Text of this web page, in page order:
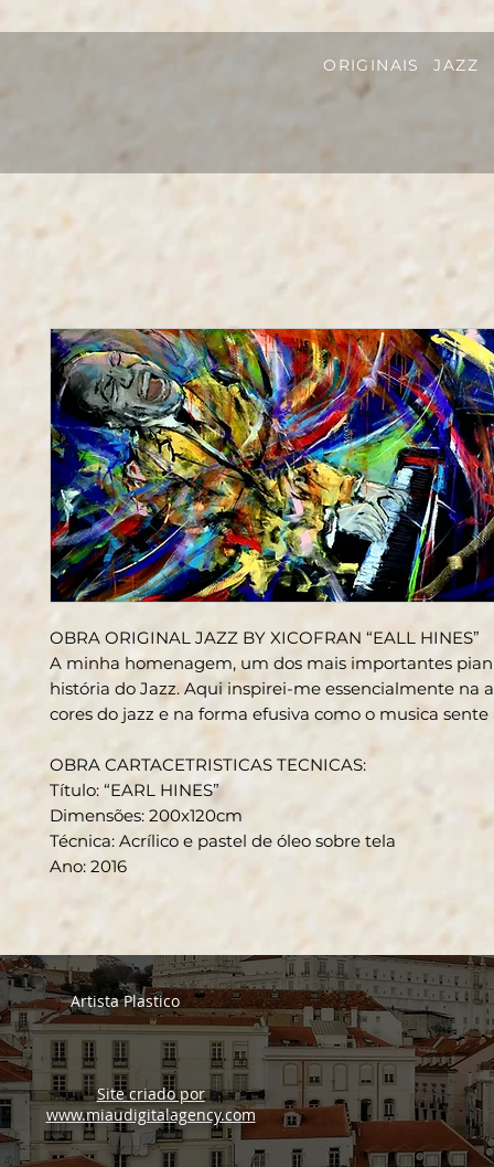
ORIGINAIS JAZZ
OBRA ORIGINAL JAZZ BY XICOFRAN “EALL HINES”
A minha homenagem, um dos mais importantes
história do Jazz. Aqui inspirei-me essencialmente na
cores do jazz e na forma efusiva como o musica sente
OBRA CARTACETRISTICAS TECNICAS:
Título: “EARL HINES”
Dimensões: 200x120cm
Técnica: Acrílico e pastel de óleo sobre tela
Ano: 2016
Artista Plastico
Site criado por
www.miaudigitalagency.com